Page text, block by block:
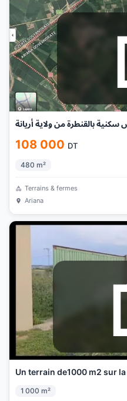
سكنية بالقنطرة من ولاية أريانة
108 000 DT
480 m²
Terrains & fermes
Ariana
Un terrain de1000 m2 sur
1 000 m²